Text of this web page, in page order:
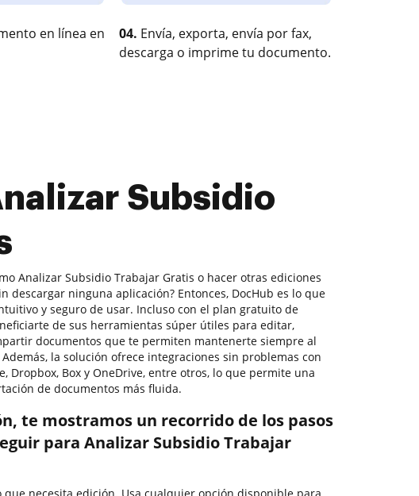
en línea en
04. Envía, exporta, envía por fax,
descarga o imprime tu documento.
Subsidio
Analizar Subsidio Trabajar Gratis o hacer otras ediciones
descargar ninguna aplicación? Entonces, DocHub es lo que
y seguro de usar. Incluso con el plan gratuito de
de sus herramientas súper útiles para editar,
documentos que te permiten mantenerte siempre al
la solución ofrece integraciones sin problemas con
Dropbox, Box y OneDrive, entre otros, lo que permite una
de documentos más fluida.
te mostramos un recorrido de los pasos
para Analizar Subsidio Trabajar